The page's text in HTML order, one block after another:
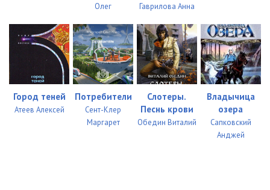
Олег
Гаврилова Анна
Город теней
Атеев Алексей
Потребители
Сент-Клер
Маргарет
Слотеры.
Песнь крови
Обедин Виталий
Владычица
озера
Сапковский
Анджей